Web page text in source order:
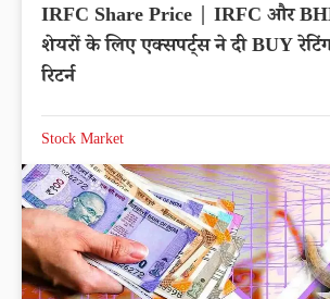
IRFC Share Price | IRFC और
शेयरों के लिए एक्सपर्ट्स ने दी BUY
रिटर्न
Stock Market